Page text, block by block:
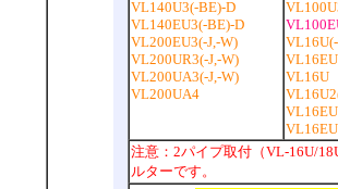
VL140U3(-BE)-D
VL140EU3(-BE)-D
VL200EU3(-J,-W)
VL200UR3(-J,-W)
VL200UA3(-J,-W)
VL200UA4
VL16U
注意：2パイプ取付（VL-16U/
ルターです。